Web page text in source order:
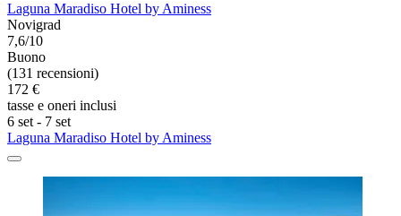
Laguna Maradiso Hotel by Aminess
Novigrad
7,6/10
Buono
(131 recensioni)
172 €
tasse e oneri inclusi
6 set - 7 set
Laguna Maradiso Hotel by Aminess